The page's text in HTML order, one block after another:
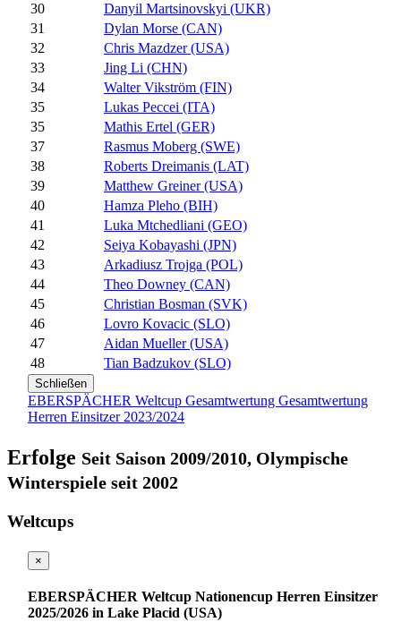
30
Danyil Martsinovskyi (UKR)
31
Dylan Morse (CAN)
32
Chris Mazdzer (USA)
33
Jing Li (CHN)
34
Walter Vikström (FIN)
35
Lukas Peccei (ITA)
35
Mathis Ertel (GER)
37
Rasmus Moberg (SWE)
38
Roberts Dreimanis (LAT)
39
Matthew Greiner (USA)
40
Hamza Pleho (BIH)
41
Luka Mtchedliani (GEO)
42
Seiya Kobayashi (JPN)
43
Arkadiusz Trojga (POL)
44
Theo Downey (CAN)
45
Christian Bosman (SVK)
46
Lovro Kovacic (SLO)
47
Aidan Mueller (USA)
48
Tian Badzukov (SLO)
Schließen
EBERSPÄCHER Weltcup Gesamtwertung Gesamtwertung
Herren Einsitzer 2023/2024
Erfolge Seit Saison 2009/2010, Olympische
Winterspiele seit 2002
Weltcups
×
EBERSPÄCHER Weltcup Nationencup Herren Einsitzer
2025/2026 in Lake Placid (USA)